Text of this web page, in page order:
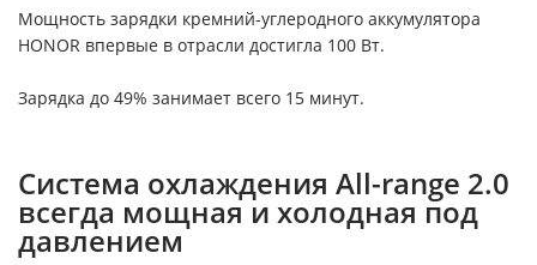
Мощность зарядки кремний-углеродного аккумулятора
HONOR впервые в отрасли достигла 100 Вт.
Зарядка до 49% занимает всего 15 минут.
Система охлаждения All-range 2.0
всегда мощная и холодная под
давлением